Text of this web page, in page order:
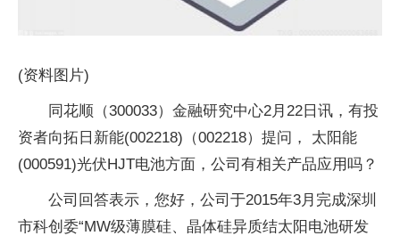
(资料图片)
同花顺（300033）金融研究中心2月22日讯，有投
资者向拓日新能(002218)（002218）提问， 太阳能
(000591)光伏HJT电池方面，公司有相关产品应用吗？
公司回答表示，您好，公司于2015年3月完成深圳
市科创委“MW级薄膜硅、晶体硅异质结太阳电池研发